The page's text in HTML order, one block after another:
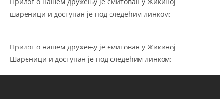
шареници и доступан је под следећим линком:
Прилог о нашем дружењу је емитован у Жикиној
Шареници и доступан је под следећим линком: